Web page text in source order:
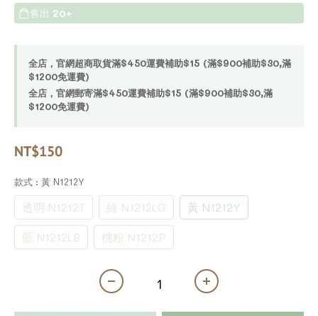
售出 20+
全店，官網超商取貨滿$450運費補助$15 (滿$900補助$30,滿
$1200免運費)
全店，官網郵寄滿$450運費補助$15 (滿$900補助$30,滿
$1200免運費)
NT$150
款式 : 黃 N1212Y
透明 N1212T 綠 N1212LG
黃 N1212Y
藍 N1212LB
桃粉 N1212P